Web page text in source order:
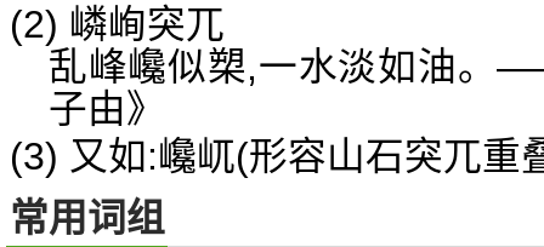
(2) 嶙峋突兀
乱峰巉似槊,一水淡如油。
子由》
(3) 又如:巉屼(形容山石突兀重
常用词组